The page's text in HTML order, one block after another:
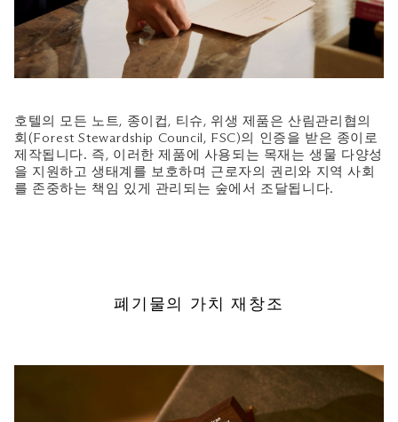
호텔의 모든 노트, 종이컵, 티슈, 위생 제품은 산림관리협의
회(Forest Stewardship Council, FSC)의 인증을 받은 종이로
제작됩니다. 즉, 이러한 제품에 사용되는 목재는 생물 다양성
을 지원하고 생태계를 보호하며 근로자의 권리와 지역 사회
를 존중하는 책임 있게 관리되는 숲에서 조달됩니다.
폐기물의 가치 재창조